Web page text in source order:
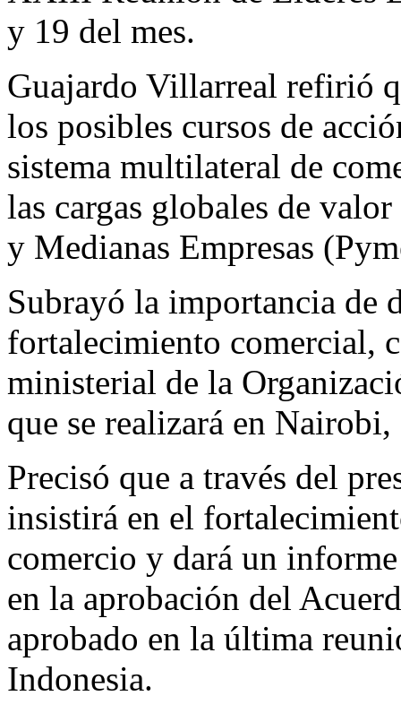
y 19 del mes.
Guajardo Villarreal refirió
los posibles cursos de
sistema multilateral de
las cargas globales de
y Medianas Empresas
Subrayó la importancia de
fortalecimiento comercial,
ministerial de la
que se realizará en
Precisó que a través del
insistirá en el
comercio y dará un
en la aprobación del
aprobado en la última
Indonesia.